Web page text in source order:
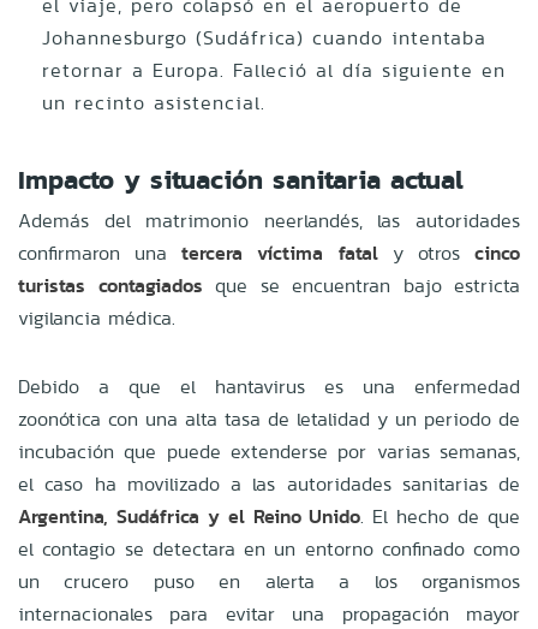
Johannesburgo (Sudáfrica) cuando intentaba
retornar a Europa. Falleció al día siguiente en
un recinto asistencial.
Impacto y situación sanitaria actual
Además del matrimonio neerlandés, las autoridades
confirmaron unatercera víctima fataly otroscinco
turistas contagiados que se encuentran bajo estricta
vigilancia médica.
Debido a que el hantavirus es una enfermedad
zoonótica con una alta tasa de letalidad y un periodo de
incubación que puede extenderse por varias semanas,
el caso ha movilizado a las autoridades sanitarias de
Argentina, Sudáfrica y el Reino Unido. El hecho de que
el contagio se detectara en un entorno confinado como
un crucero puso en alerta a los organismos
internacionales para evitar una propagación mayor